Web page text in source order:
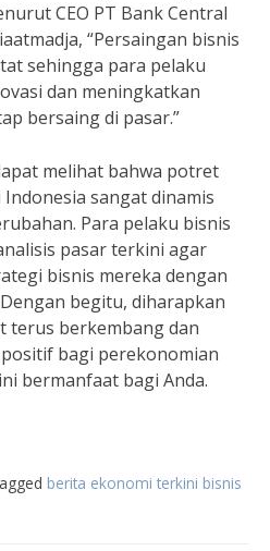
CEO PT Bank Central
“Persaingan bisnis
sehingga para pelaku
dan meningkatkan
bersaing di pasar.”
melihat bahwa potret
sangat dinamis
Para pelaku bisnis
pasar terkini agar
bisnis mereka dengan
begitu, diharapkan
terus berkembang dan
bagi perekonomian
bermanfaat bagi Anda.
berita ekonomi terkini bisnis